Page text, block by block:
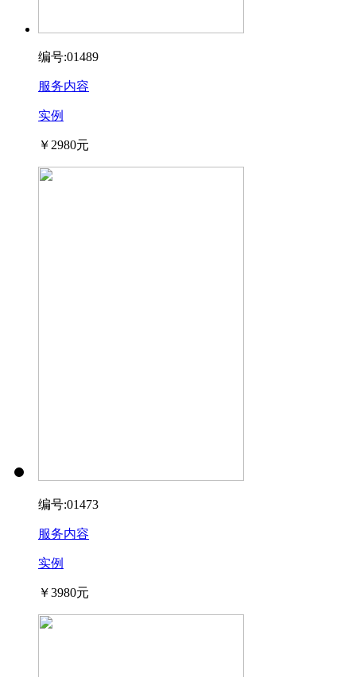
编号:01489
服务内容
实例
￥2980元
编号:01473
服务内容
实例
￥3980元